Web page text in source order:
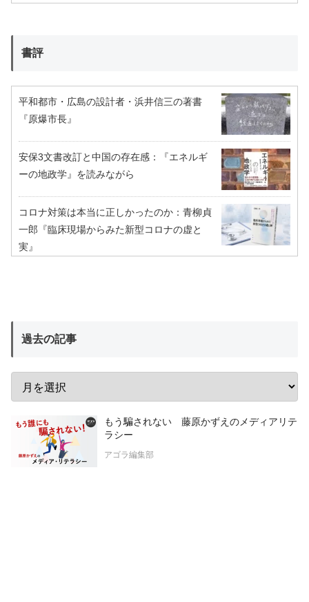
書評
平和都市・広島の設計者・浜井信三の著書
『原爆市長』
安保3文書改訂と中国の存在感：『エネルギ
ーの地政学』を読みながら
コロナ対策は本当に正しかったのか：青柳貞
一郎『臨床現場からみた新型コロナの虚と
実』
過去の記事
もう騙されない 藤原かずえのメディアリテ
ラシー
アゴラ編集部